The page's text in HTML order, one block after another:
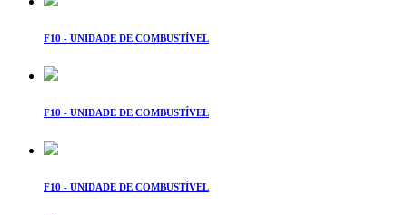
F10 - UNIDADE DE COMBUSTÍVEL
F10 - UNIDADE DE COMBUSTÍVEL
F10 - UNIDADE DE COMBUSTÍVEL